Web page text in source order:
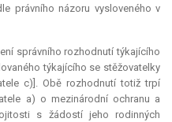
právního názoru vysloveného v
správního rozhodnutí týkajícího
týkajícího se stěžovatelky
c)]. Obě rozhodnutí totiž trpí
a) o mezinárodní ochranu a
s žádostí jeho rodinných